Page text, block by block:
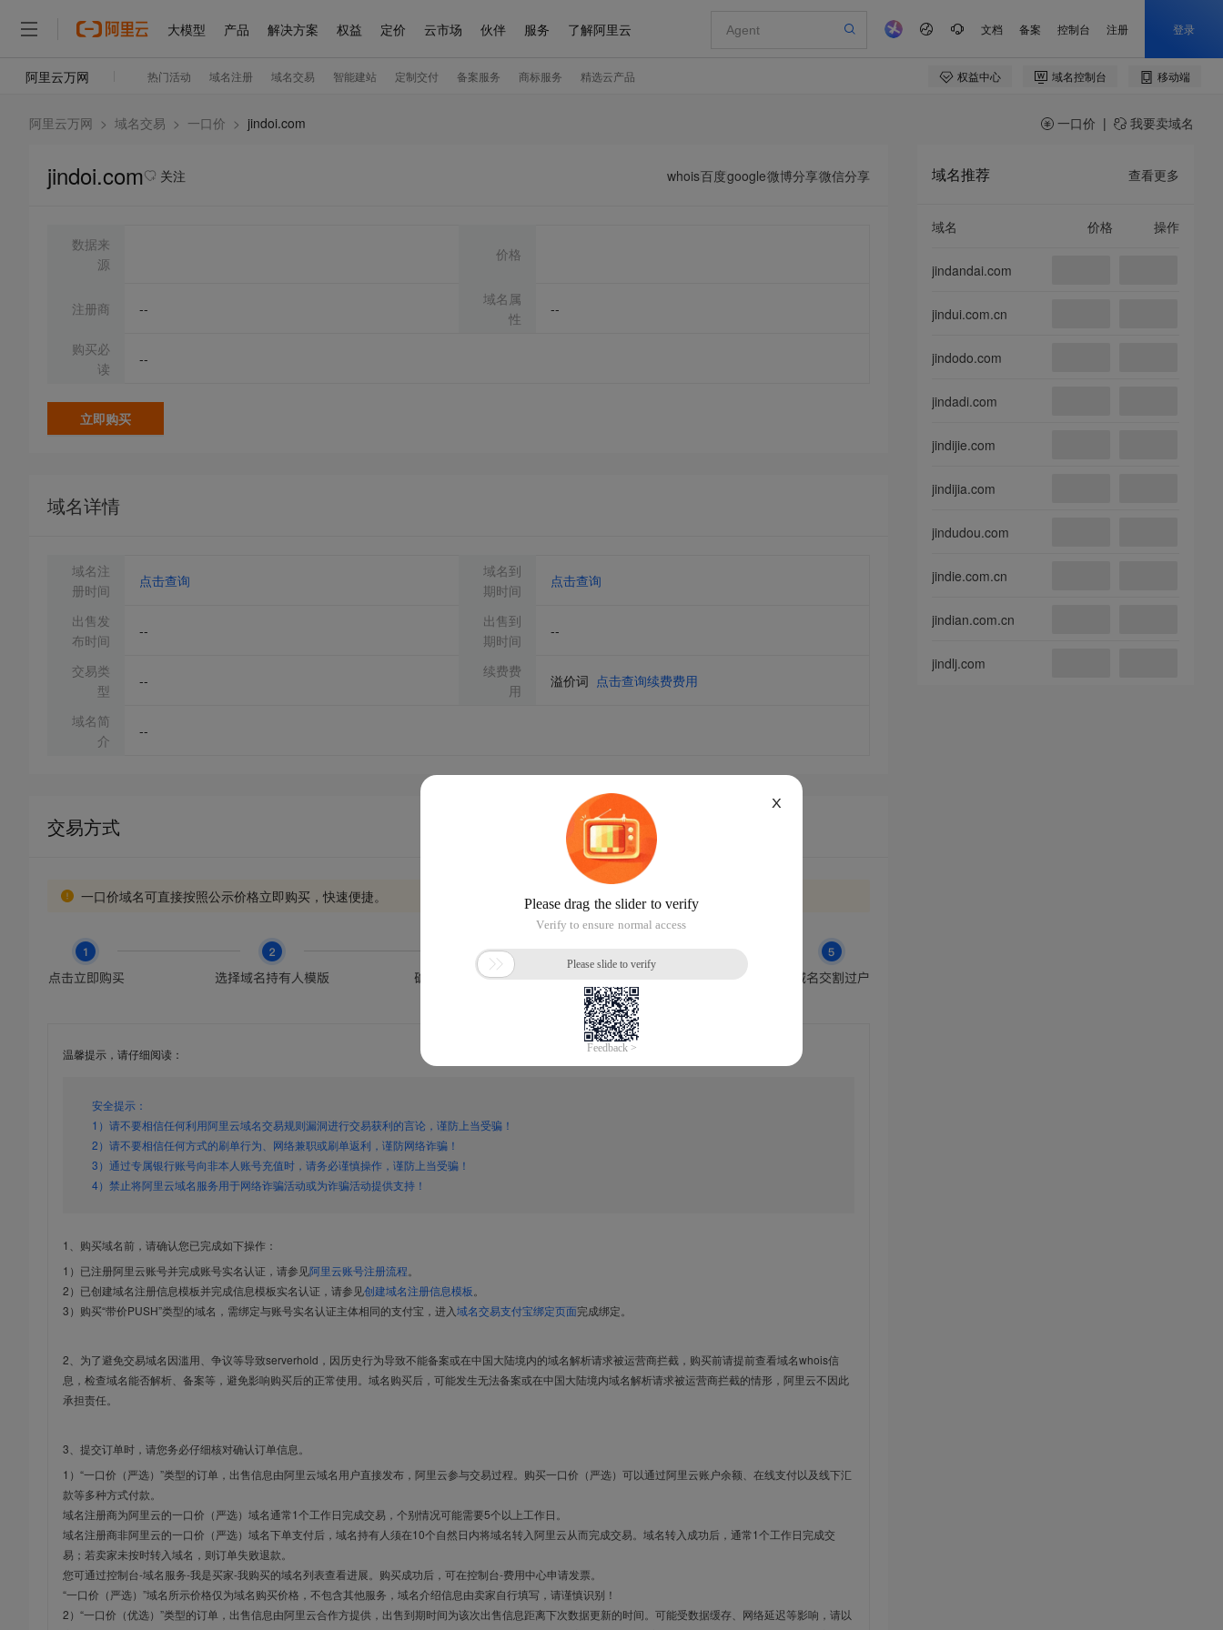
阿里云万网 > 域名交易 > 一口价 > jindoi.com 一口价 | 我要卖域名
jindoi.com 关注 whois百度google微博分享微信分享
数据来
源
价格
注册商 --
域名属
性
--
购买必
读
--
立即购买
域名详情
域名注
册时间
点击查询
域名到
期时间
点击查询
出售发
布时间
--
出售到
期时间
--
交易类
型
--
续费费
用
溢价词 点击查询续费费用
域名简
介
--
交易方式
一口价域名可直接按照公示价格立即购买，快速便捷。
温馨提示，请仔细阅读：
安全提示：
1）请不要相信任何利用阿里云域名交易规则漏洞进行交易获利的言论，谨防上当受骗！
2）请不要相信任何方式的刷单行为、网络兼职或刷单返利，谨防网络诈骗！
3）通过专属银行账号向非本人账号充值时，请务必谨慎操作，谨防上当受骗！
4）禁止将阿里云域名服务用于网络诈骗活动或为诈骗活动提供支持！
1、购买域名前，请确认您已完成如下操作：
1）已注册阿里云账号并完成账号实名认证，请参见阿里云账号注册流程
2）已创建域名注册信息模板并完成信息模板实名认证，请参见创建域名注册信息模板
3）购买“带价PUSH”类型的域名，需绑定与账号实名认证主体相同的支付宝，进入域名交易支付宝绑定页面完成绑定。
2、为了避免交易域名因滥用、争议等导致serverhold，因历史行为导致不能备案或在中国大陆境内的域名解析请求被运营商拦截，购买前请提前查看域名whois信
息，检查域名能否解析、备案等，避免影响购买后的正常使用。域名购买后，可能发生无法备案或在中国大陆境内域名解析请求被运营商拦截的情形，阿里云不因此
承担责任。
3、提交订单时，请您务必仔细核对确认订单信息。
1）“一口价（严选）”类型的订单，出售信息由阿里云域名用户直接发布，阿里云参与交易过程。购买一口价（严选）可以通过阿里云账户余额、在线支付以及线下汇
款等多种方式付款。
域名注册商为阿里云的一口价（严选）域名通常1个工作日完成交易，个别情况可能需要5个以上工作日。
域名注册商非阿里云的一口价（严选）域名下单支付后，域名持有人须在10个自然日内将域名转入阿里云从而完成交易。域名转入成功后，通常1个工作日完成交
易；若卖家未按时转入域名，则订单失败退款。
您可通过控制台-域名服务-我是买家-我购买的域名列表查看进展。购买成功后，可在控制台-费用中心申请发票。
“一口价（严选）”域名所示价格仅为域名购买价格，不包含其他服务，域名介绍信息由卖家自行填写，请谨慎识别！
2）“一口价（优选）”类型的订单，出售信息由阿里云合作方提供，出售到期时间为该次出售信息距离下次数据更新的时间。可能受数据缓存、网络延迟等影响，请以
域名推荐 查看更多
域名 价格 操作
jindandai.com
jindui.com.cn
jindodo.com
jindadi.com
jindijie.com
jindijia.com
jindudou.com
jindie.com.cn
jindian.com.cn
jindlj.com
X